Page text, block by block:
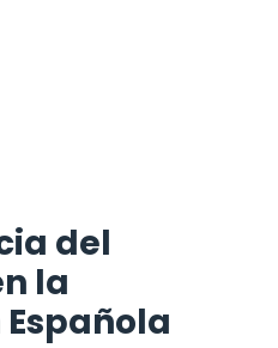
del
la